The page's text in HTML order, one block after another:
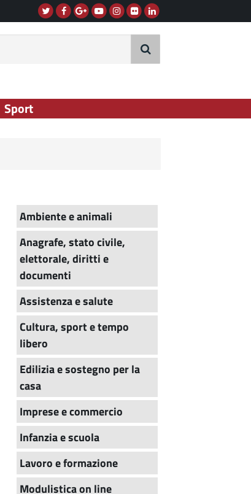
TwitterFacebook
G+ YoutubeInstagram
Flickr
Sport
Ambiente e animali
Anagrafe, stato civile,
elettorale, diritti e
documenti
Assistenza e salute
Cultura, sport e tempo
libero
Edilizia e sostegno per la
casa
Imprese e commercio
Infanzia e scuola
Lavoro e formazione
Modulistica on line